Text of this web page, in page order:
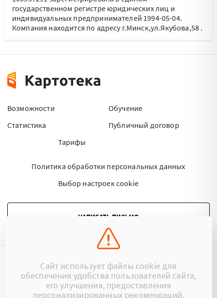
государственном регистре юридических лиц и
индивидуальных предпринимателей 1994-05-04.
Компания находится по адресу г.Минск,ул.Якубова,58 .
Возможности
Статистика
Тарифы
Обучение
Публичный договор
Политика обработки персональных данных
Выбор настроек cookie
НАПИСАТЬ ПИСЬМО
©2015 - 2026 Kartoteka.by Все права защищены.
+375 (29) 17-383-17
ООО «Картотека»
Сайт использует файлы cookie для
обеспечения удобства пользователей сайта,
его улучшения, предоставления
персонализированных рекомендаций.